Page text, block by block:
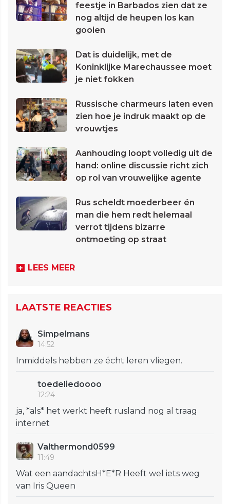
feestje in Barbados zien dat ze
nog altijd de heupen los kan
gooien
Dat is duidelijk, met de
Koninklijke Marechaussee moet
je niet fokken
Russische charmeurs laten even
zien hoe je indruk maakt op de
vrouwtjes
Aanhouding loopt volledig uit de
hand: online discussie richt zich
op rol van vrouwelijke agente
Rus scheldt moederbeer én
man die hem redt helemaal
verrot tijdens bizarre
ontmoeting op straat
LEES MEER
LAATSTE REACTIES
Simpelmans
14:52
Inmiddels hebben ze écht leren vliegen.
toedeliedoooo
12:24
ja, *als* het werkt heeft rusland nog al traag
internet
Valthermond0599
11:49
Wat een aandachtsH*E*R Heeft wel iets weg
van Iris Queen